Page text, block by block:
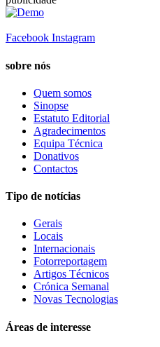
Facebook Instagram
sobre nós
Quem somos
Sinopse
Estatuto Editorial
Agradecimentos
Equipa Técnica
Donativos
Contactos
Tipo de notícias
Gerais
Locais
Internacionais
Fotorreportagem
Artigos Técnicos
Crónica Semanal
Novas Tecnologias
Áreas de interesse